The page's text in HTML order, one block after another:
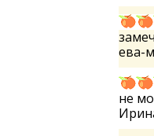
ева-
не